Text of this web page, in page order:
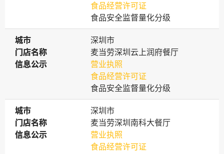
食品经营许可证
食品安全监督量化分级
城市
城市
深圳市
门店名称
门店名称
麦当劳深圳云上润府餐厅
信息公示
信息公示
营业执照
食品经营许可证
食品安全监督量化分级
城市
城市
深圳市
门店名称
门店名称
麦当劳深圳南科大餐厅
信息公示
信息公示
营业执照
食品经营许可证